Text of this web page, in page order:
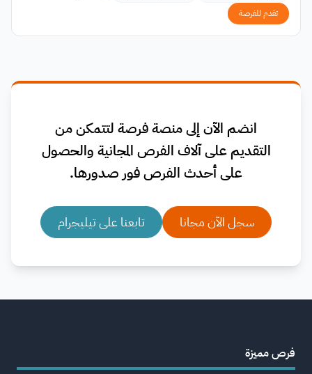
تقدم للفرصة
انضم الآن إلى منصة فرصة لتتمكن من
التقديم على آلاف الفرص المجانية والحصول
على أحدث الفرص فور صدورها.
سجل الآن مجانا تابعنا على تيليجرام
فرص مميزة